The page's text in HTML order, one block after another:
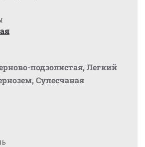
подзолистая, Легкий
, Супесчаная